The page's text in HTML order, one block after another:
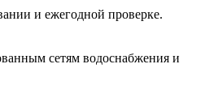
и ежегодной проверке.
сетям водоснабжения и